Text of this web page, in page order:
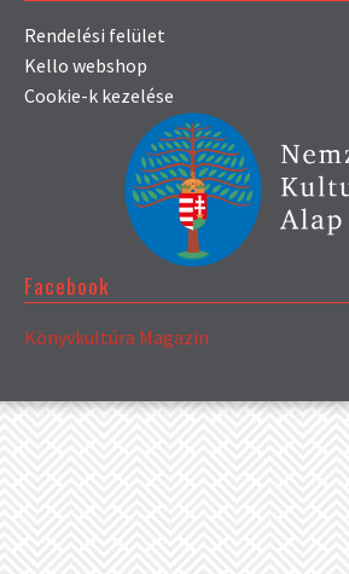
Rendelési felület
Kello webshop
Cookie-k kezelése
Facebook
Könyvkultúra Magazin